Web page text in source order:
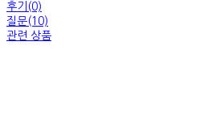
후기(0)
질문(10)
관련 상품